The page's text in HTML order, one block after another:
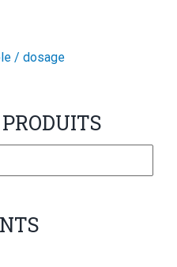
/ dosage